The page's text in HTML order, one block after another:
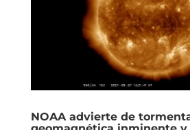
NOAA advierte de